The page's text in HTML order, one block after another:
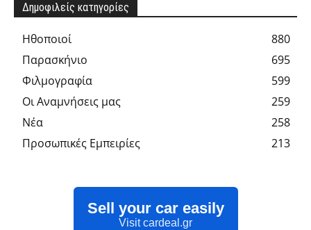
Δημοφιλείς κατηγορίες
Hθοποιοί
880
Παρασκήνιο
695
Φιλμογραφία
599
Οι Αναμνήσεις μας
259
Νέα
258
Προσωπικές Εμπειρίες
213
Sell your car easily
Visit cardeal.gr